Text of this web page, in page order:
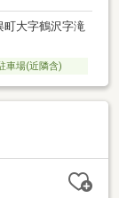
町大字鶴沢字滝
車場(近隣含)